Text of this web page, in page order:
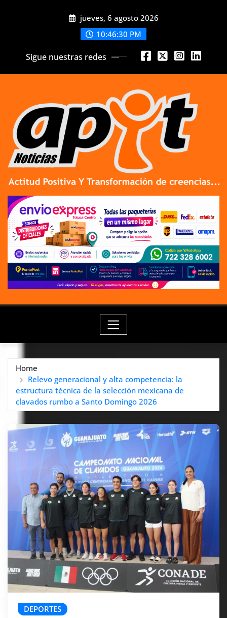
jueves, 6 agosto 2026
10:46:30 PM
Sigue nuestras redes
Home
Relevo generacional y alta competencia: la
estructura técnica de la selección mexicana de
clavados rumbo a Santo Domingo 2026
DEPORTES